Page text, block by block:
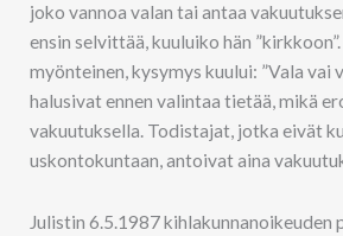
joko vannoa valan tai antaa
ensin selvittää, kuuluiko hän
myönteinen, kysymys kuului: ”Vala vai
halusivat ennen valintaa tietää, mikä
vakuutuksella. Todistajat, jotka eivät
uskontokuntaan, antoivat aina
Julistin 6.5.1987 kihlakunnanoikeuden